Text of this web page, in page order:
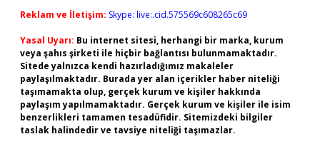
Reklam ve İletişim: Skype: live:.cid.575569c608265c69
Yasal Uyarı: Bu internet sitesi, herhangi bir marka, kurum
veya şahıs şirketi ile hiçbir bağlantısı bulunmamaktadır.
Sitede yalnızca kendi hazırladığımız makaleler
paylaşılmaktadır. Burada yer alan içerikler haber niteliği
taşımamakta olup, gerçek kurum ve kişiler hakkında
paylaşım yapılmamaktadır. Gerçek kurum ve kişiler ile isim
benzerlikleri tamamen tesadüfidir. Sitemizdeki bilgiler
taslak halindedir ve tavsiye niteliği taşımazlar.